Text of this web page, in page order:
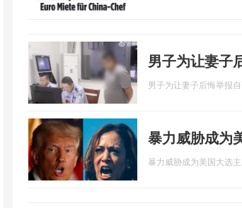
男子为让妻子
男子为让妻子后悔举报
暴力威胁成为
暴力威胁成为美国大选主